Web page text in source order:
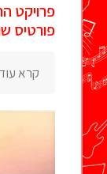
פרויקט
פורטיס שנת
קרא עוד